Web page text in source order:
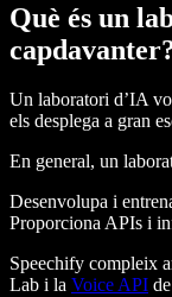
Què és un
Un laboratori d’IA
els desplega a gran
En general, un
Desenvolupa i
Proporciona APIs i
Speechify compleix
Lab i la Voice API